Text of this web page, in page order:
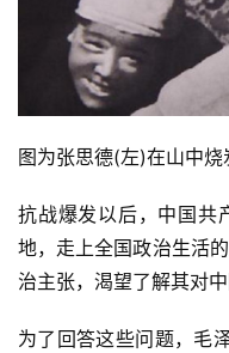
图为张思德(左)在山中烧
抗战爆发以后，中国共
地，走上全国政治生活
治主张，渴望了解其对
为了回答这些问题，毛